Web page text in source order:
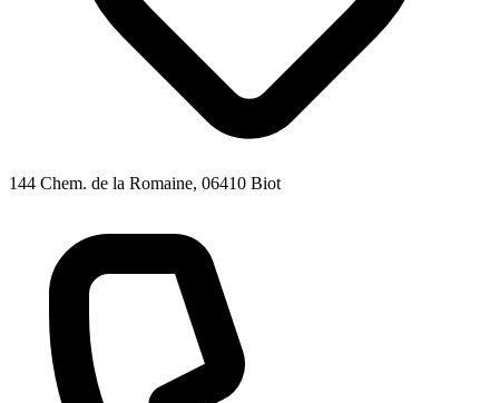
144 Chem. de la Romaine, 06410 Biot